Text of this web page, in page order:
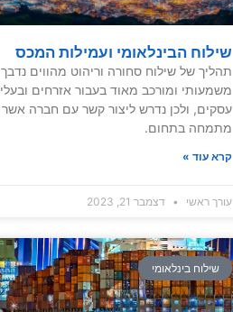
שילוח הבינלאומי ועמילות המכס
תהליך של שילוח סחורה וריהוט מהווים נדבך
משמעותי ומורכב מאוד בעבור אזרחים ובעלי
עסקים, ולכן נדרש ליצור קשר עם חברה אשר
מתמחה בתחום.
קרא עוד »
עורך ראשי דצמבר 21, 2023
שילוח בינלאומי